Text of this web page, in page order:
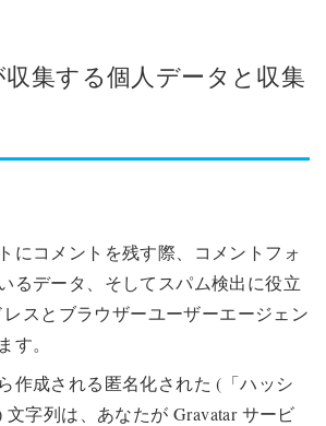
集する個人データと収集
にコメントを残す際、コメントフォ
るデータ、そしてスパム検出に役立
スとブラウザーユーザーエージェン
す。
作成される匿名化された (「ハッシ
文字列は、あなたが Gravatar サービ